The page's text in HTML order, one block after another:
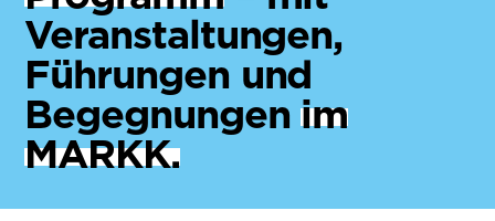
Veranstaltungen,
Führungen und
Begegnungenim
MARKK.